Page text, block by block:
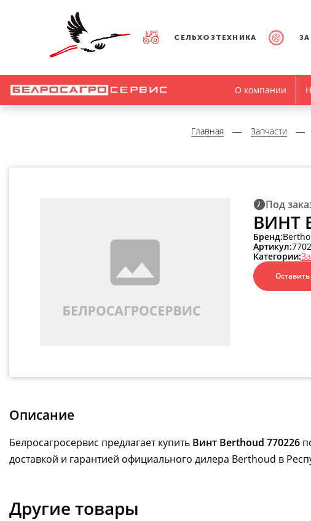
СЕЛЬХОЗТЕХНИКА
О компании
Главная Запчасти
Под
ВИНТ
Бренд:
Артикул:
Категории:
Оставить
Описание
Белросагросервис предлагает купить Винт Berthoud 770226
доставкой и гарантией официального дилера Berthoud в
Другие товары